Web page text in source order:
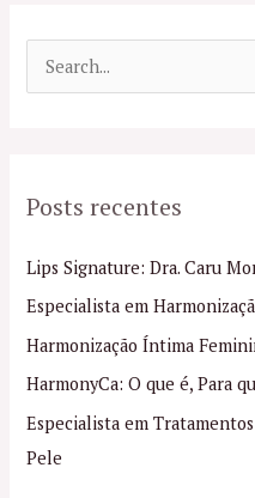
u
s
a
r
p
o
r
Posts recentes
Lips Signature: Dra. Caru
Especialista em
Harmonização Íntima
HarmonyCa: O que é, Para
Especialista em
Pele